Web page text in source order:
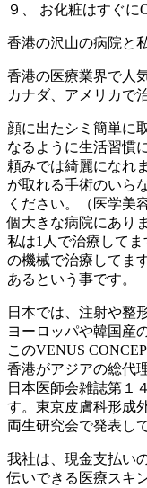
９、 お化粧はすぐに
香港の沢山の病院と
香港の医療業界で人
カナダ、アメリカで
顔に出たシミ簡単に
なるように生活習慣
頼みでは綺麗になれ
が取れる手術のいら
ください。（医学美
個大きな病院にあり
私は1人で治療して
の機械で治療してま
あるという事です。
日本では、注射や整
ヨーロッパや韓国産
このVENUS
香港がアジアの総代
日本医師会雑誌第１
す。東京皮膚科形成
両生研究会で発表し
我社は、現金支払い
伝いできる医療スキ